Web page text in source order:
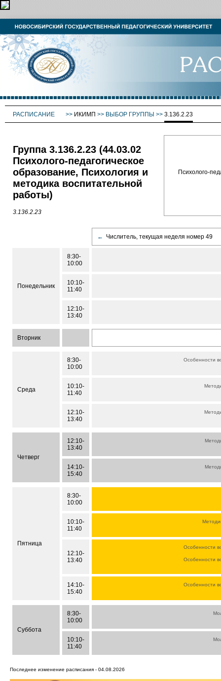
РАСПИСАНИЕ >> ИКИМП >> ВЫБОР ГРУППЫ >> 3.136.2.23
Группа 3.136.2.23 (44.03.02
Психолого-педагогическое
образование, Психология и
методика воспитательной
работы)
3.136.2.23
Психолого-
← Числитель, текущая неделя номер 49
Понедельник
8:30-
10:00
10:10-
11:40
12:10-
13:40
Вторник
Среда
8:30-
10:00
Особенности
10:10-
11:40
12:10-
13:40
Четверг
12:10-
13:40
14:10-
15:40
Пятница
8:30-
10:00
10:10-
11:40
12:10-
13:40
Особенности
Особенности
14:10-
15:40
Особенности
Суббота
8:30-
10:00
10:10-
11:40
Последнее изменение расписания - 04.08.2026